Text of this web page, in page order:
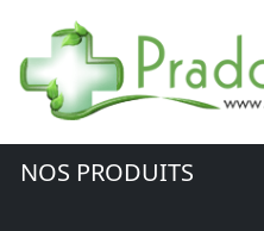
NOS PRODUITS